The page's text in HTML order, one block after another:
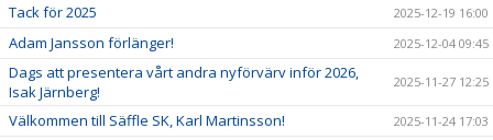
Tack för 2025 2025-12-19 16:00
Adam Jansson förlänger! 2025-12-04 09:45
Dags att presentera vårt andra nyförvärv inför 2026,
Isak Järnberg!
2025-11-27 12:25
Välkommen till Säffle SK, Karl Martinsson! 2025-11-24 17:03